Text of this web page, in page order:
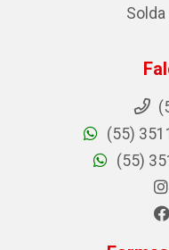
(55)
(55)